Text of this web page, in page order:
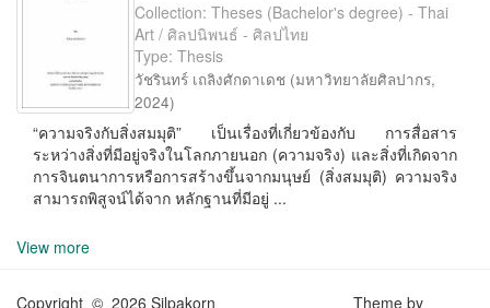
Collection: Theses (Bachelor's degree) - Thai
Art / ศิลปนิพนธ์ - ศิลปไทย
Type: Thesis
วัชรินทร์ เถลิงศักดาเดช (มหาวิทยาลัยศิลปากร,
2024)
“ความจริงกับสิ่งสมมุติ” เป็นเรื่องที่เกี่ยวข้องกับ การสื่อสาร
ระหว่างสิ่งที่มีอยู่จริงในโลกภายนอก (ความจริง) และสิ่งที่เกิดจาก
การจินตนาการหรือการสร้างขึ้นจากมนุษย์ (สิ่งสมมุติ) ความจริง
สามารถพิสูจน์ได้จาก หลักฐานที่มีอยู่ ...
View more
Copyright © 2026 Silpakorn Theme by